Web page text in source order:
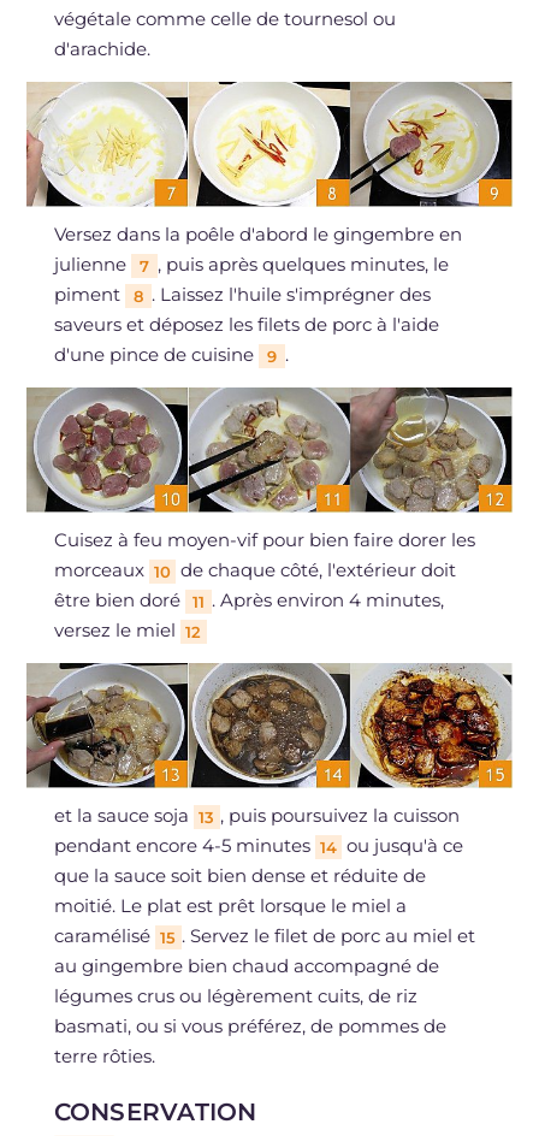
végétale comme celle de tournesol ou
d'arachide.
Versez dans la poêle d'abord le gingembre en
julienne
7 , puis après quelques minutes, le
piment
8 . Laissez l'huile s'imprégner des
saveurs et déposez les filets de porc à l'aide
d'une pince de cuisine
9 .
Cuisez à feu moyen-vif pour bien faire dorer les
morceaux 10 de chaque côté, l'extérieur doit
être bien doré
11 . Après environ 4 minutes,
versez le miel 12
et la sauce soja 13 , puis poursuivez la cuisson
pendant encore 4-5 minutes 14 ou jusqu'à ce
que la sauce soit bien dense et réduite de
moitié. Le plat est prêt lorsque le miel a
caramélisé 15 . Servez le filet de porc au miel et
au gingembre bien chaud accompagné de
légumes crus ou légèrement cuits, de riz
basmati, ou si vous préférez, de pommes de
terre rôties.
CONSERVATION